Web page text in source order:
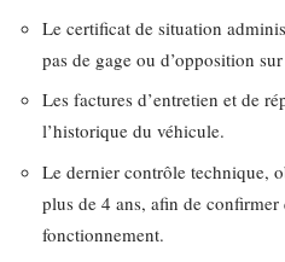
Le certificat de situation
pas de gage ou d’opposition
Les factures d’entretien et de
l’historique du véhicule.
Le dernier contrôle technique,
plus de 4 ans, afin de confirmer
fonctionnement.